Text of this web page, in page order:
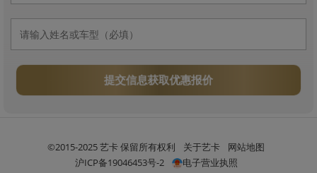
提交信息获取优惠报价
©2015-2025 艺卡 保留所有权利 关于艺卡
网站地图
沪ICP备19046453号-2
电子营业执照